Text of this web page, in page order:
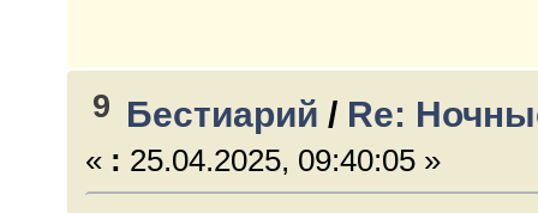
9 Бестиарий / Re:
« : 25.04.2025, 09:40:05 »